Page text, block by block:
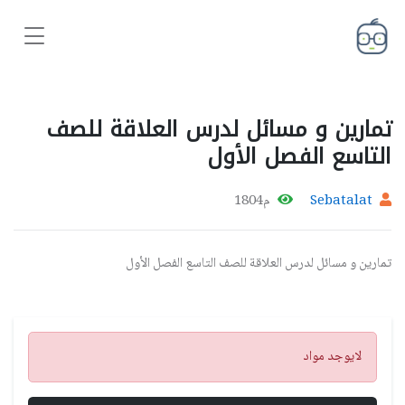
تمارين و مسائل لدرس العلاقة للصف
التاسع الفصل الأول
Sebatalat م1804
تمارين و مسائل لدرس العلاقة للصف التاسع الفصل الأول
تنبيه
لايوجد مواد